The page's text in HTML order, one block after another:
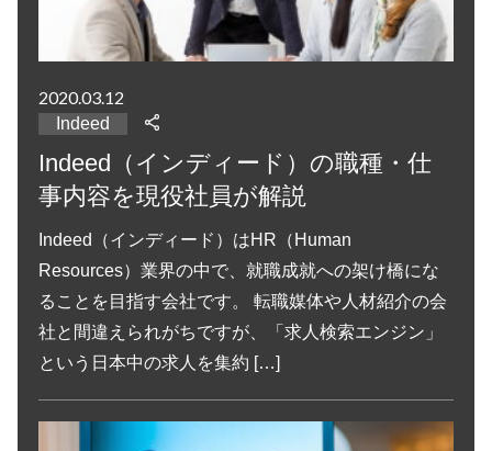
2020.03.12
Indeed
Indeed（インディード）の職種・仕
事内容を現役社員が解説
Indeed（インディード）はHR（Human
Resources）業界の中で、就職成就への架け橋にな
ることを目指す会社です。 転職媒体や人材紹介の会
社と間違えられがちですが、「求人検索エンジン」
という日本中の求人を集約 […]